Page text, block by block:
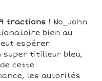
tractions ! No_John
bien au
espérer
titilleur bleu,
cette
les autorités